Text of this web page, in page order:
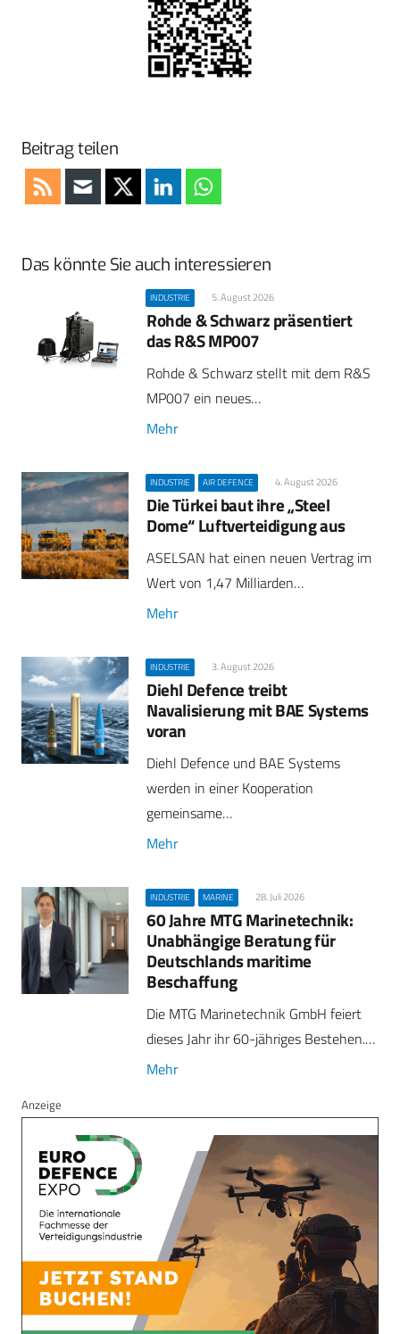
Beitrag teilen
Das könnte Sie auch interessieren
INDUSTRIE 5. August 2026
Rohde & Schwarz präsentiert
das R&S MP007
Rohde & Schwarz stellt mit dem R&S
MP007 ein neues…
Mehr
INDUSTRIE AIR DEFENCE 4. August 2026
Die Türkei baut ihre „Steel
Dome“ Luftverteidigung aus
ASELSAN hat einen neuen Vertrag im
Wert von 1,47 Milliarden…
Mehr
INDUSTRIE 3. August 2026
Diehl Defence treibt
Navalisierung mit BAE Systems
voran
Diehl Defence und BAE Systems
werden in einer Kooperation
gemeinsame…
Mehr
INDUSTRIE MARINE 28. Juli 2026
60 Jahre MTG Marinetechnik:
Unabhängige Beratung für
Deutschlands maritime
Beschaffung
Die MTG Marinetechnik GmbH feiert
dieses Jahr ihr 60-jähriges Bestehen.…
Mehr
Anzeige